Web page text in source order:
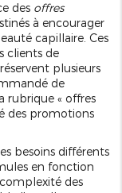
des offres
à encourager
capillaire. Ces
clients de
plusieurs
de
rubrique « offres
des promotions
besoins différents
en fonction
des